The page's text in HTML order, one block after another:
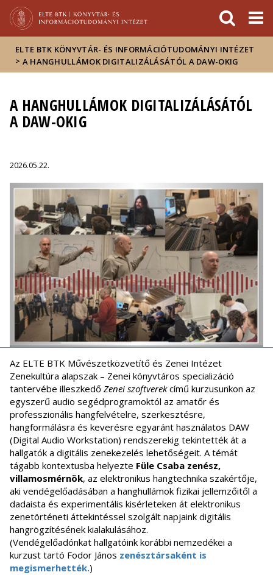
Hírek
Események
ELTE a
sajtóban
ELTE BTK KÖNYVTÁR- ÉS INFORMÁCIÓTUDOMÁNYI INTÉZET
> A HANGHULLÁMOK DIGITALIZÁLÁSÁTÓL A DAW-OKIG
A HANGHULLÁMOK DIGITALIZÁLÁSÁTÓL
A DAW-OKIG
2026.05.22.
Az ELTE BTK Művészetközvetítő és Zenei Intézet
Zenekultúra alapszak – Zenei könyvtáros specializáció
tantervébe illeszkedő Zenei szoftverekcímű kurzusunkon az
egyszerű audio segédprogramoktól az amatőr és
professzionális hangfelvételre, szerkesztésre,
hangformálásra és keverésre egyaránt használatos DAW
(Digital Audio Workstation) rendszerekig tekintették át a
hallgatók a digitális zenekezelés lehetőségeit. A témát
tágabb kontextusba helyezte Füle Csaba zenész,
villamosmérnök, az elektronikus hangtechnika szakértője,
aki vendégelőadásában a hanghullámok fizikai jellemzőitől a
dadaista és experimentális kisérleteken át elektronikus
zenetörténeti áttekintéssel szolgált napjaink digitális
hangrögzítésének kialakulásához.
(Vendégelőadónkat hallgatóink korábbi nemzedékei a
kurzust tartó Fodor János zenésztársaként is
megismerhették.)